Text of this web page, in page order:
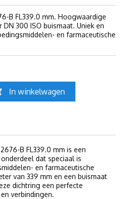
B FL339.0 mm. Hoogwaardige
300 ISO buismaat. Uniek en
en farmaceutische
In winkelwagen
B FL339.0 mm is een
dat speciaal is
en farmaceutische
van 339 mm en een buismaat
dichtring een perfecte
verbindingen.